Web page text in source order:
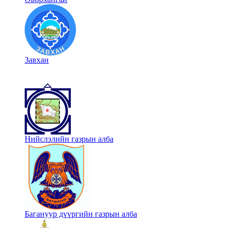
Завхан
Нийслэлийн газрын алба
Багануур дүүргийн газрын алба